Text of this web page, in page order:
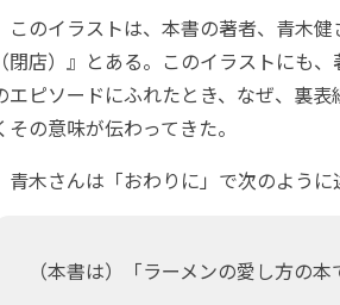
このイラストは、本書の著者、青木
（閉店）』とある。このイラストにも
エピソードにふれたとき、なぜ、裏
その意味が伝わってきた。
青木さんは「おわりに」で次のように
（本書は）「ラーメンの愛し方の本